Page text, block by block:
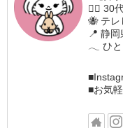
🚶‍♀️ 30
🐝 テレ
📍 静
𓂃 ひと
■お気